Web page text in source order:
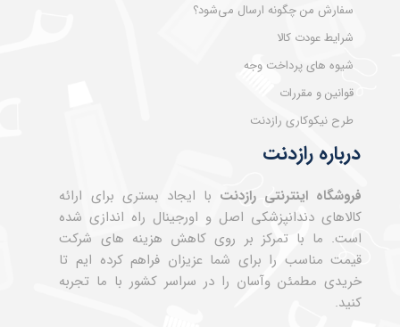
درباره رازدنت
فروشگاه اینترنتی رازدنت با ایجاد بستری برای ارائه
کالاهای دندانپزشکی اصل و اورجینال راه اندازی شده
است. ما با تمرکز بر روی کاهش هزینه های شرکت
قیمت مناسب را برای شما عزیزان فراهم کرده ایم تا
خریدی مطمئن وآسان را در سراسر کشور با ما تجربه
کنید.
سفارش من چگونه ارسال می‌شود؟
شرایط عودت کالا
شیوه های پرداخت وجه
قوانین و مقررات
طرح نیکوکاری رازدنت